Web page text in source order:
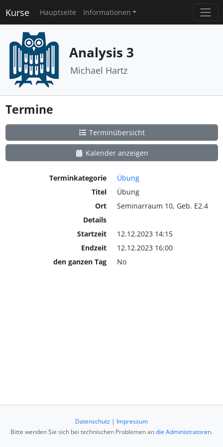
Kurse Hauptseite Informationen
Analysis 3
Michael Hartz
Termine
Terminübersicht
Kalender anzeigen
Terminkategorie
Übung
Titel
Übung
Ort
Seminarraum 10, Geb. E2.4
Details
Startzeit
12.12.2023 14:15
Endzeit
12.12.2023 16:00
den ganzen Tag
No
Datenschutz | Impressum
Bitte wenden Sie sich bei technischen Problemen andie Administratoren.